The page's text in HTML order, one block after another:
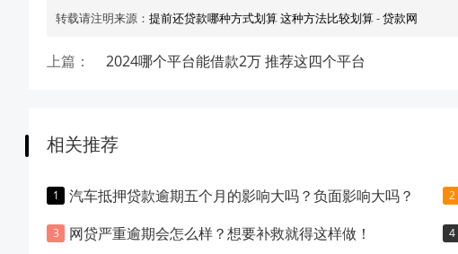
转载请注明来源： 提前还贷款哪种方式划算 这种方法比较划算-贷款网
上篇： 2024哪个平台能借款2万 推荐这四个平台
相关推荐
汽车抵押贷款逾期五个月的影响大吗？负面影响大吗？
网贷严重逾期会怎么样？想要补救就得这样做！